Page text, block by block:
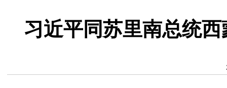
习近平同苏里南总统